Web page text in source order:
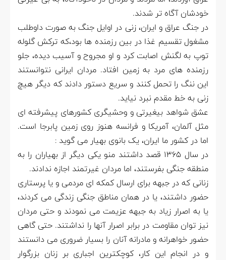
خودشان آگاه تر شدند.
در جنگ عراق و ایران، زنی در اوایل جنگ به صورت داوطلب
مشغول تقسیم غذا در بین رزمنده ها بود،که ترکش گلوله
توپ به لگنش اصابت کرد و او مجروح و آسیب دیده، جلو
رزمنده های مرد به زمین افتاد. مردان ایرانی نتوانستند
این ننگ را تحمل کنند و سریع دستور دادند که دیگر هیچ
زنی به خط مقدم نبرد نیاید.
عشق شواهد بیغیرتی و وحشیگری کشورهای پیشرفته ای
مثل آلمان، آمریکا و فرانسه هنوز روی زمین پابرجا است.
اما در کشور ما ایران، یک بانوی بهیار می گوید :
در سال ۱۳۶۵ قصد داشتند منو یکی دیگر از بهیاران را به
منطقه جنگی بفرستند، اما مردان غیرتمند اجازه ندادند.
زنانی که در جبهه برای ارسال کمکه ای مردمی و یا پرستاری
حضور داشتند، یا در همان مناطق جنگی زندگی می کردند،
یا به اصرار زیاد به جبهه عزیمت می نمودند و حتی مردان
نیز توان مقاومت در برابر اصرار آنها را نداشتند. حتی گاهی
حضور خواهرانه و مادرانه آنان را بسیار ضروری می دانستند
و در انجام این کار، کوچکترین اجباری بر زنان بزرگوار